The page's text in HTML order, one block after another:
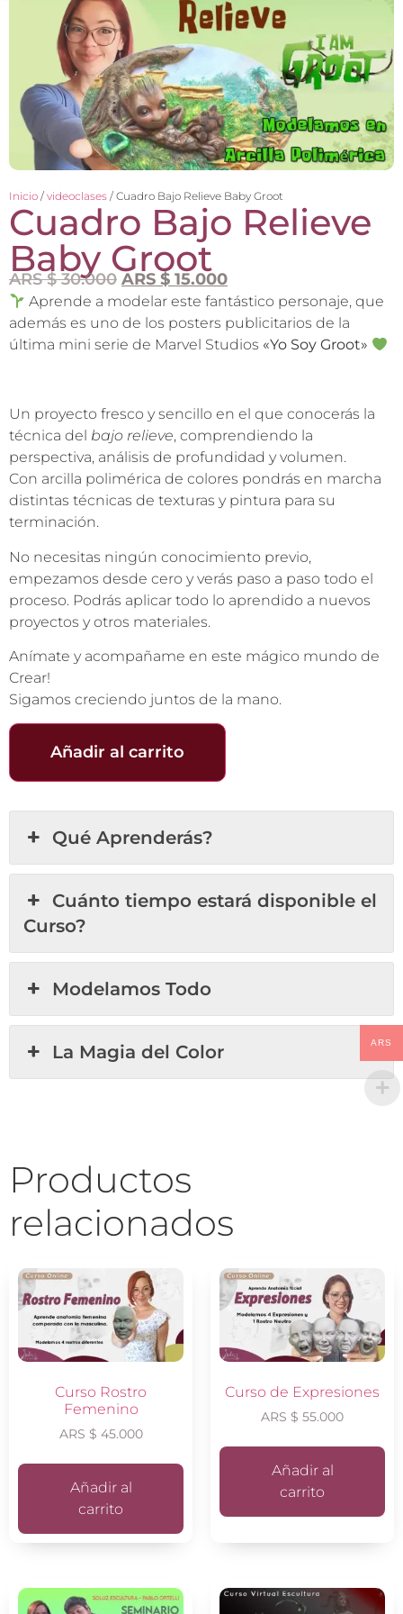
Inicio / videoclases / Cuadro Bajo Relieve Baby Groot
Cuadro Bajo Relieve
Baby Groot
ARS $30.000 ARS $ 15.000
Aprende a modelar este fantástico personaje, que
además es uno de los posters publicitarios de la
última mini serie de Marvel Studios «Yo Soy Groot»
Un proyecto fresco y sencillo en el que conocerás la
técnica del bajo relieve, comprendiendo la
perspectiva, análisis de profundidad y volumen.
Con arcilla polimérica de colores pondrás en marcha
distintas técnicas de texturas y pintura para su
terminación.
No necesitas ningún conocimiento previo,
empezamos desde cero y verás paso a paso todo el
proceso. Podrás aplicar todo lo aprendido a nuevos
proyectos y otros materiales.
Anímate y acompañame en este mágico mundo de
Crear!
Sigamos creciendo juntos de la mano.
Añadir al carrito
Qué Aprenderás?
Cuánto tiempo estará disponible el
Curso?
Modelamos Todo
La Magia del Color
Productos
relacionados
Curso Rostro
Femenino
ARS $ 45.000
Añadir al
carrito
Curso de Expresiones
ARS $ 55.000
Añadir al
carrito
ARS